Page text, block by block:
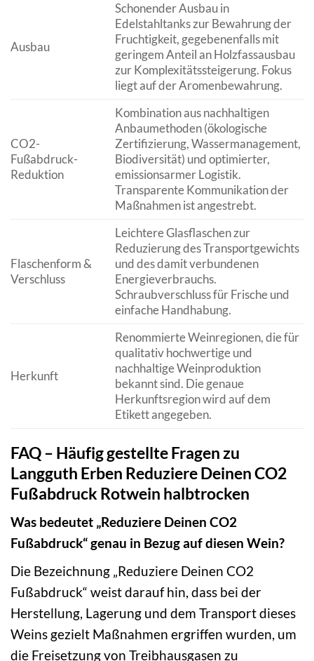
Ausbau
Schonender Ausbau in
Edelstahltanks zur Bewahrung der
Fruchtigkeit, gegebenenfalls mit
geringem Anteil an Holzfassausbau
zur Komplexitätssteigerung. Fokus
liegt auf der Aromenbewahrung.
CO2-
Fußabdruck-
Reduktion
Kombination aus nachhaltigen
Anbaumethoden (ökologische
Zertifizierung, Wassermanagement,
Biodiversität) und optimierter,
emissionsarmer Logistik.
Transparente Kommunikation der
Maßnahmen ist angestrebt.
Flaschenform &
Verschluss
Leichtere Glasflaschen zur
Reduzierung des Transportgewichts
und des damit verbundenen
Energieverbrauchs.
Schraubverschluss für Frische und
einfache Handhabung.
Herkunft
Renommierte Weinregionen, die für
qualitativ hochwertige und
nachhaltige Weinproduktion
bekannt sind. Die genaue
Herkunftsregion wird auf dem
Etikett angegeben.
FAQ – Häufig gestellte Fragen zu
Langguth Erben Reduziere Deinen CO2
Fußabdruck Rotwein halbtrocken
Was bedeutet „Reduziere Deinen CO2
Fußabdruck“ genau in Bezug auf diesen Wein?
Die Bezeichnung „Reduziere Deinen CO2
Fußabdruck“ weist darauf hin, dass bei der
Herstellung, Lagerung und dem Transport dieses
Weins gezielt Maßnahmen ergriffen wurden, um
die Freisetzung von Treibhausgasen zu